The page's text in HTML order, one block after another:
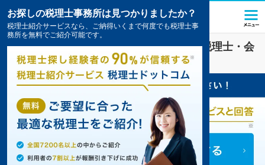
医療・福祉業界に強い山形市(山形県)の税理士・会
計事務所の一覧2件掲載中
お探しの税理士事務所は見つかりましたか？
税理士紹介サービスなら、ご納得いくまで何度でも税理士事
務所を無料でご紹介可能です。